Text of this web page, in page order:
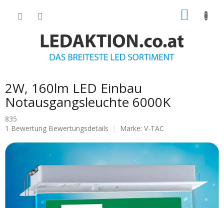
2W, 160lm LED Einbau
Notausgangsleuchte 6000K
835
Die
Produktbewertung
Sternen.
1 Bewertung Bewertungsdetails Marke: V-TAC